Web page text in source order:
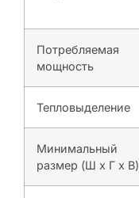
Потребляемая
мощность
Тепловыделение
Минимальный
размер (Ш x Г x В)